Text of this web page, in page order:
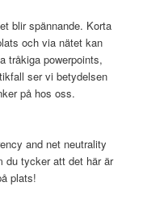
blir spännande. Korta
och via nätet kan
tråkiga powerpoints,
ser vi betydelsen
på hos oss.
and net neutrality
du tycker att det här är
plats!